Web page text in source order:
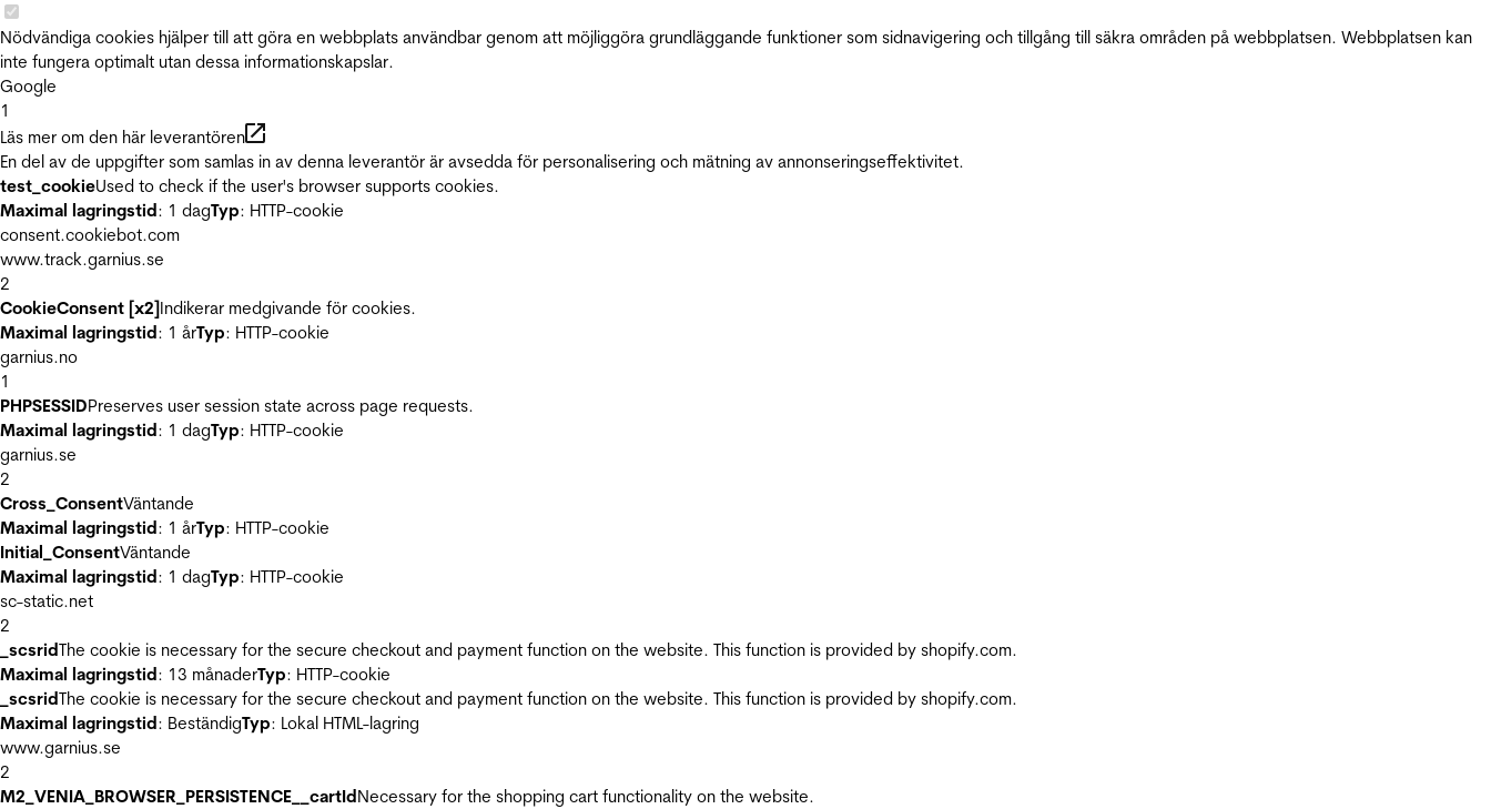
Nödvändiga cookies hjälper till att göra en webbplats användbar genom att möjliggöra grundläggande funktioner som sidnavigering och tillgång till säkra områden på webbplatsen. Webbplatsen kan
inte fungera optimalt utan dessa informationskapslar.
Google
1
Läs mer om den här leverantören
En del av de uppgifter som samlas in av denna leverantör är avsedda för personalisering och mätning av annonseringseffektivitet.
test_cookieUsed to check if the user's browser supports cookies.
Maximal lagringstid: 1 dagTyp: HTTP-cookie
consent.cookiebot.com
www.track.garnius.se
2
CookieConsent [x2]Indikerar medgivande för cookies.
Maximal lagringstid: 1 årTyp: HTTP-cookie
garnius.no
1
PHPSESSIDPreserves user session state across page requests.
Maximal lagringstid: 1 dagTyp: HTTP-cookie
garnius.se
2
Cross_ConsentVäntande
Maximal lagringstid: 1 årTyp: HTTP-cookie
Initial_ConsentVäntande
Maximal lagringstid: 1 dagTyp: HTTP-cookie
sc-static.net
2
_scsridThe cookie is necessary for the secure checkout and payment function on the website. This function is provided by shopify.com.
Maximal lagringstid: 13 månaderTyp: HTTP-cookie
_scsridThe cookie is necessary for the secure checkout and payment function on the website. This function is provided by shopify.com.
Maximal lagringstid: BeständigTyp: Lokal HTML-lagring
www.garnius.se
2
M2_VENIA_BROWSER_PERSISTENCE__cartIdNecessary for the shopping cart functionality on the website.